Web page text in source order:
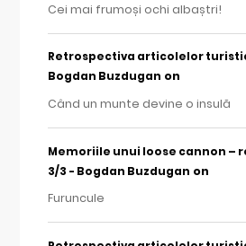
Cei mai frumoși ochi albaștri!
Retrospectiva articolelor
Bogdan Buzdugan on
Când un munte devine o insulă
Memoriile unui loose cannon –
3/3 - Bogdan Buzdugan on
Furuncule